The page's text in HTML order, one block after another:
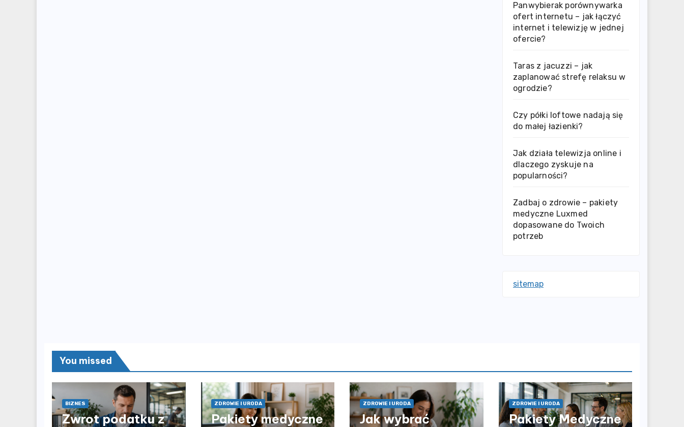
Panwybierak porównywarka
ofert internetu – jak łączyć
internet i telewizję w jednej
ofercie?
Taras z jacuzzi – jak
zaplanować strefę relaksu w
ogrodzie?
Czy półki loftowe nadają się
do małej łazienki?
Jak działa telewizja online i
dlaczego zyskuje na
popularności?
Zadbaj o zdrowie – pakiety
medyczne Luxmed
dopasowane do Twoich
potrzeb
sitemap
You missed
BIZNES
Zwrot podatku z
ZDROWIE I URODA
Pakiety medyczne
ZDROWIE I URODA
Jak wybrać
ZDROWIE I URODA
Pakiety Medyczne